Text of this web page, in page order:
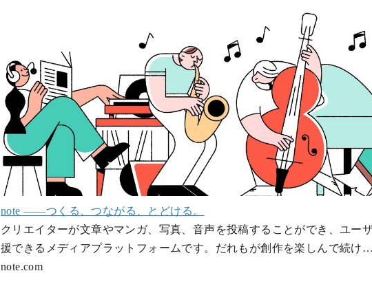
note ――つくる、つながる、とどける。
クリエイターが文章やマンガ、写真、音声を投稿することができ、ユー
援できるメディアプラットフォームです。だれもが創作を楽しんで続け…
note.com